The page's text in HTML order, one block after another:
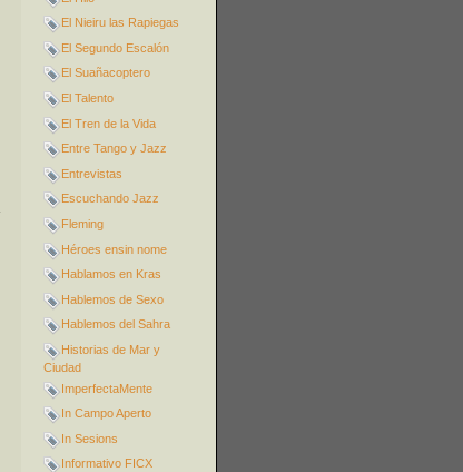
El Nieiru las Rapiegas
El Segundo Escalón
El Suañacoptero
El Talento
El Tren de la Vida
Entre Tango y Jazz
Entrevistas
Escuchando Jazz
Fleming
Héroes ensin nome
Hablamos en Kras
Hablemos de Sexo
Hablemos del Sahra
Historias de Mar y
Ciudad
ImperfectaMente
In Campo Aperto
In Sesions
Informativo FICX